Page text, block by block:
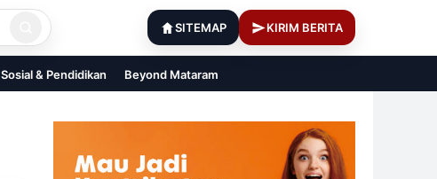
SITEMAP KIRIM BERITA
Sosial & Pendidikan Beyond Mataram